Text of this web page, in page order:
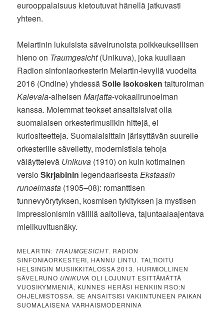
eurooppalaisuus kietoutuvat hänellä jatkuvasti
yhteen.
Melartinin lukuisista sävelrunoista poikkeuksellisen
hieno on Traumgesicht(Unikuva), joka kuullaan
Radion sinfoniaorkesterin Melartin-levyllä vuodelta
2016 (Ondine) yhdessäSoile Isokosken taituroiman
Kalevala-aiheisenMarjatta-vokaalirunoelman
kanssa. Molemmat teokset ansaitsisivat olla
suomalaisen orkesterimusiikin hittejä, ei
kuriositeetteja. Suomalaisittain järisyttävän suurelle
orkesterille sävelletty, modernistisia tehoja
väläyttelevä Unikuva (1910) on kuin kotimainen
versioSkrjabinin legendaarisestaEkstaasin
runoelmasta (1905–08): romanttisen
tunnevyörytyksen, kosmisen tykityksen ja mystisen
impressionismin välillä aaltoileva, tajuntaalaajentava
mielikuvitusnäky.
MELARTIN: TRAUMGESICHT. RADION
SINFONIAORKESTERI, HANNU LINTU. TALTIOITU
HELSINGIN MUSIIKKITALOSSA 2013. HURMIOLLINEN
SÄVELRUNO UNIKUVA OLI LOJUNUT ESITTÄMÄTTÄ
VUOSIKYMMENIÄ, KUNNES HERÄSI HENKIIN RSO:N
OHJELMISTOSSA. SE ANSAITSISI VAKIINTUNEEN PAIKAN
SUOMALAISENA VARHAISMODERNINA